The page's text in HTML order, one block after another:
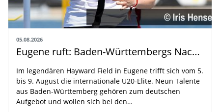
05.08.2026
Eugene ruft: Baden-Württembergs Nachwuchs greift nach der Weltspitze
Im legendären Hayward Field in Eugene trifft sich vom 5.
bis 9. August die internationale U20-Elite. Neun Talente
aus Baden-Württemberg gehören zum deutschen
Aufgebot und wollen sich bei den…